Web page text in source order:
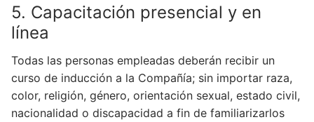
5. Capacitación presencial y en
línea
Todas las personas empleadas deberán recibir un
curso de inducción a la Compañía; sin importar raza,
color, religión, género, orientación sexual, estado civil,
nacionalidad o discapacidad a fin de familiarizarlos